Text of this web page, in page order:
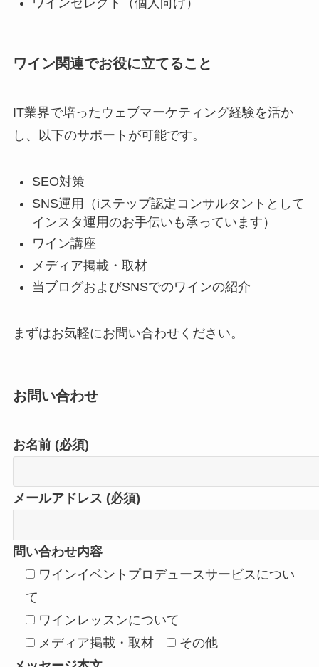
ワイン関連でお役に立てること
IT業界で培ったウェブマーケティング経験を活か
し、以下のサポートが可能です。
SEO対策
SNS運用（iステップ認定コンサルタントとして
インスタ運用のお手伝いも承っています）
ワイン講座
メディア掲載・取材
当ブログおよびSNSでのワインの紹介
まずはお気軽にお問い合わせください。
お問い合わせ
お名前 (必須)
メールアドレス (必須)
問い合わせ内容
ワインイベントプロデュースサービスについ
て
ワインレッスンについて
メディア掲載・取材
その他